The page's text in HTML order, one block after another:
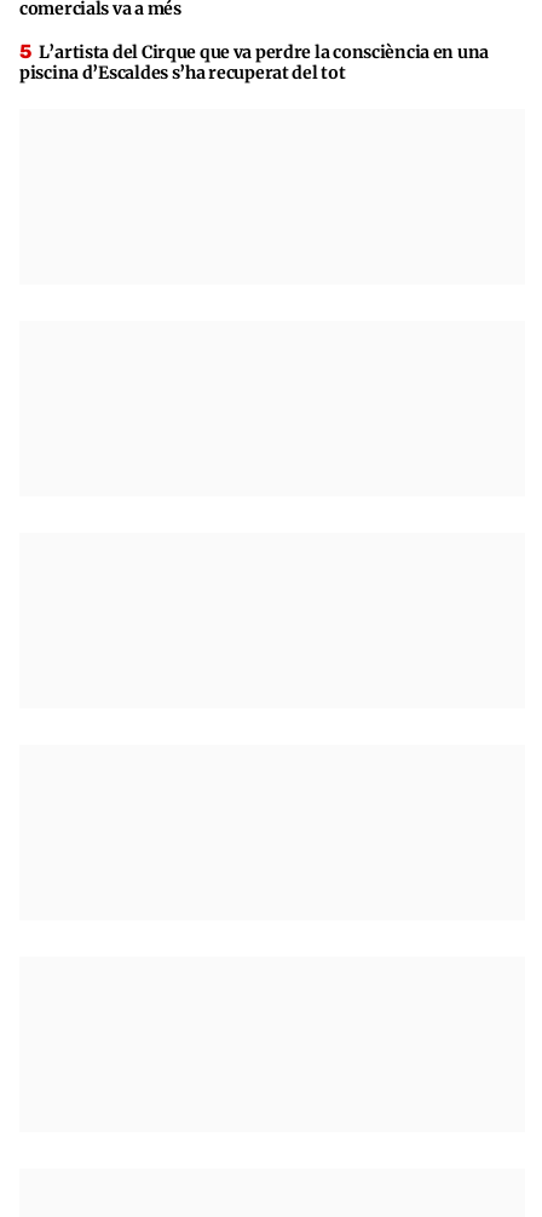
comercials va a més
L’artista del Cirque que va perdre la consciència en una
piscina d’Escaldes s’ha recuperat del tot